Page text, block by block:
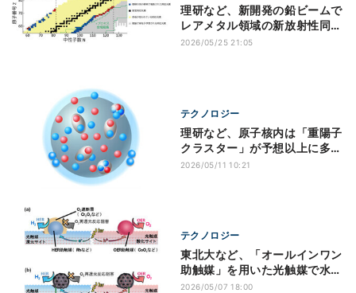
理研など、新開発の鉛ビームで
レアメタル領域の新放射性同位
体を22種発見
2026/05/25 21:05
テクノロジー
理研など、原子核内は「重陽子
クラスター」が予想以上に多い
ことを発見
2026/05/11 10:21
テクノロジー
東北大など、「オールインワン
助触媒」を用いた光触媒で水完
全分解を実現
2026/05/07 18:00